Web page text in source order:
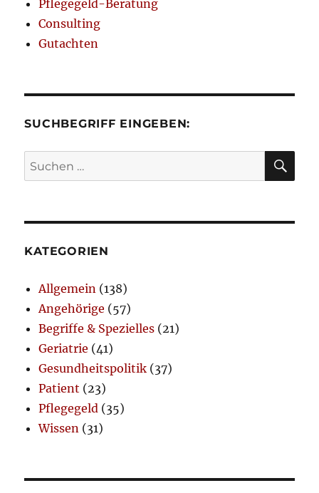
Pflegegeld-Beratung
Consulting
Gutachten
SUCHBEGRIFF EINGEBEN:
Suchen
nach:
KATEGORIEN
Allgemein (138)
Angehörige (57)
Begriffe & Spezielles (21)
Geriatrie (41)
Gesundheitspolitik (37)
Patient (23)
Pflegegeld (35)
Wissen (31)